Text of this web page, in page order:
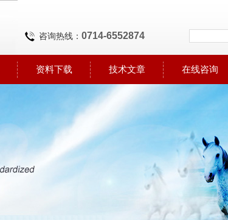
咨询热线： 0714-6552874
资料下载 技术文章 在线咨询